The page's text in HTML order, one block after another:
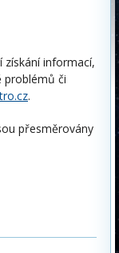
získání informací,
problémů či
.
přesměrovány